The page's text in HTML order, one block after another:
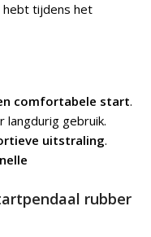
hebt tijdens het
comfortabele start.
langdurig gebruik.
uitstraling.
rubber